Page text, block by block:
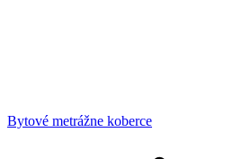
Bytové metrážne koberce